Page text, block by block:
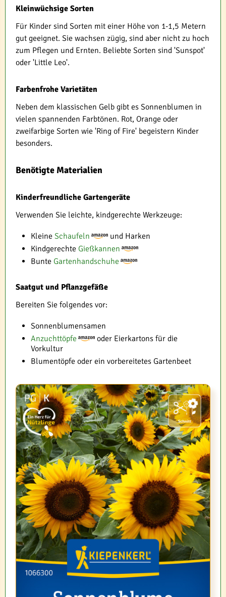
Kleinwüchsige Sorten
Für Kinder sind Sorten mit einer Höhe von 1-1,5 Metern
gut geeignet. Sie wachsen zügig, sind aber nicht zu hoch
zum Pflegen und Ernten. Beliebte Sorten sind 'Sunspot'
oder 'Little Leo'.
Farbenfrohe Varietäten
Neben dem klassischen Gelb gibt es Sonnenblumen in
vielen spannenden Farbtönen. Rot, Orange oder
zweifarbige Sorten wie 'Ring of Fire' begeistern Kinder
besonders.
Benötigte Materialien
Kinderfreundliche Gartengeräte
Verwenden Sie leichte, kindgerechte Werkzeuge:
Kleine Schaufeln
und Harken
Kindgerechte Gießkannen
Bunte Gartenhandschuhe
Saatgut und Pflanzgefäße
Bereiten Sie folgendes vor:
Sonnenblumensamen
Anzuchttöpfe
oder Eierkartons für die
Vorkultur
Blumentöpfe oder ein vorbereitetes Gartenbeet